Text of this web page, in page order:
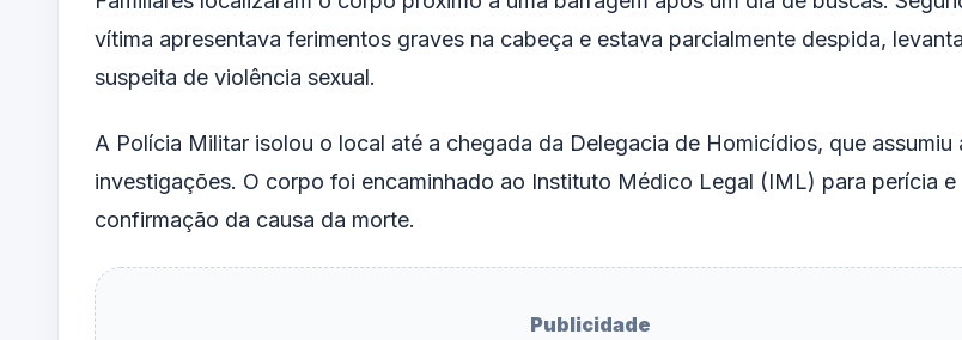
vítima apresentava ferimentos graves na cabeça e estava parcialmente despida,
suspeita de violência sexual.
A Polícia Militar isolou o local até a chegada da Delegacia de Homicídios, que assumiu
investigações. O corpo foi encaminhado ao Instituto Médico Legal (IML) para perícia e
confirmação da causa da morte.
Publicidade